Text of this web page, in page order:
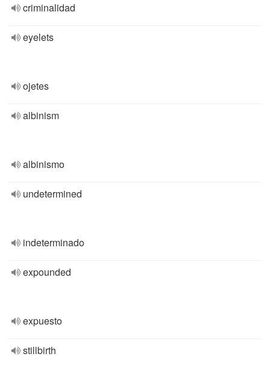
criminalidad
eyelets
ojetes
albinism
albinismo
undetermined
indeterminado
expounded
expuesto
stillbirth